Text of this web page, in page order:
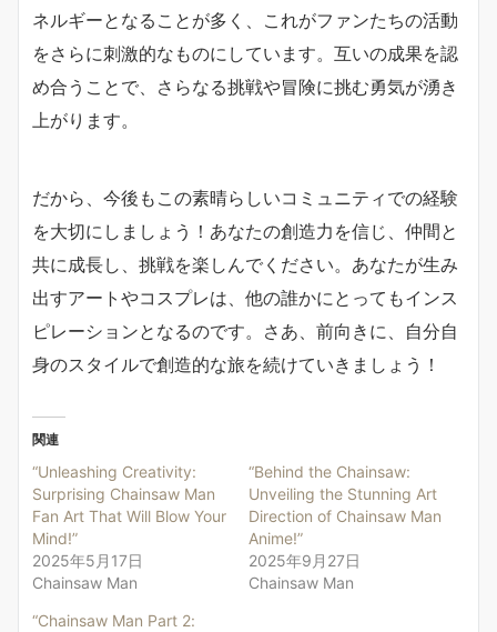
ネルギーとなることが多く、これがファンたちの活動
をさらに刺激的なものにしています。互いの成果を認
め合うことで、さらなる挑戦や冒険に挑む勇気が湧き
上がります。
だから、今後もこの素晴らしいコミュニティでの経験
を大切にしましょう！あなたの創造力を信じ、仲間と
共に成長し、挑戦を楽しんでください。あなたが生み
出すアートやコスプレは、他の誰かにとってもインス
ピレーションとなるのです。さあ、前向きに、自分自
身のスタイルで創造的な旅を続けていきましょう！
関連
“Unleashing Creativity:
Surprising Chainsaw Man
Fan Art That Will Blow Your
Mind!”
2025年5月17日
Chainsaw Man
“Behind the Chainsaw:
Unveiling the Stunning Art
Direction of Chainsaw Man
Anime!”
2025年9月27日
Chainsaw Man
“Chainsaw Man Part 2: